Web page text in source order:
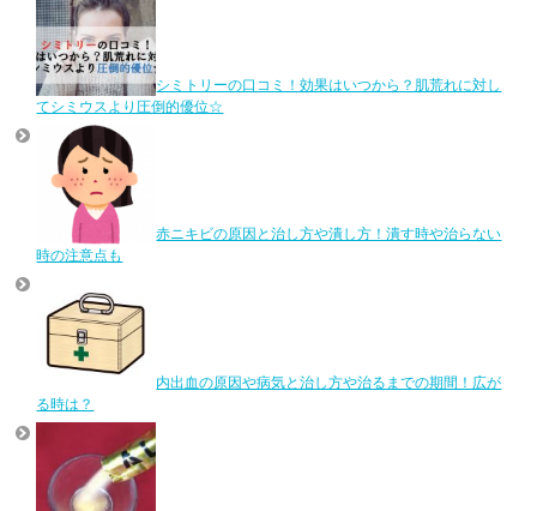
シミトリーの口コミ！効果はいつから？肌荒れに対し
てシミウスより圧倒的優位☆
赤ニキビの原因と治し方や潰し方！潰す時や治らない
時の注意点も
内出血の原因や病気と治し方や治るまでの期間！広が
る時は？